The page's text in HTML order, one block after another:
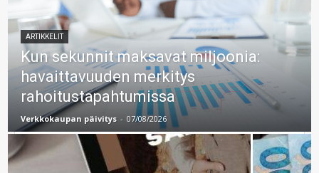
ARTIKKELIT
Kun sekunnit maksavat miljoonia:
havaittavuuden merkitys
rahoitustapahtumissa
Verkkokaupan päivitys - 07/08/2026